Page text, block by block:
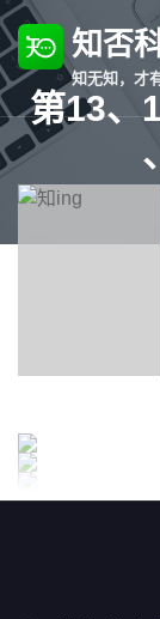
知否
知无知，才
第13、